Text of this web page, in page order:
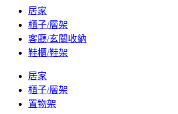
居家
櫃子/層架
客廳/玄關收納
鞋櫃/鞋架
居家
櫃子/層架
置物架